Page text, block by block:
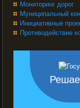
Мониторинг дорог
Муниципальный
Инициативные
Противодействие